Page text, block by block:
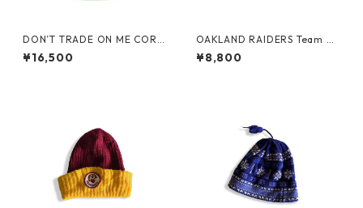
DON’T TRADE ON ME CORD
S CAP by Little Yarmouth
¥16,500
OAKLAND RAIDERS Team Be
anie
¥8,800